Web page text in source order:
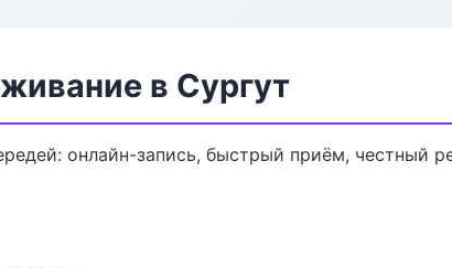
в Сургут
онлайн-запись, быстрый приём, честный